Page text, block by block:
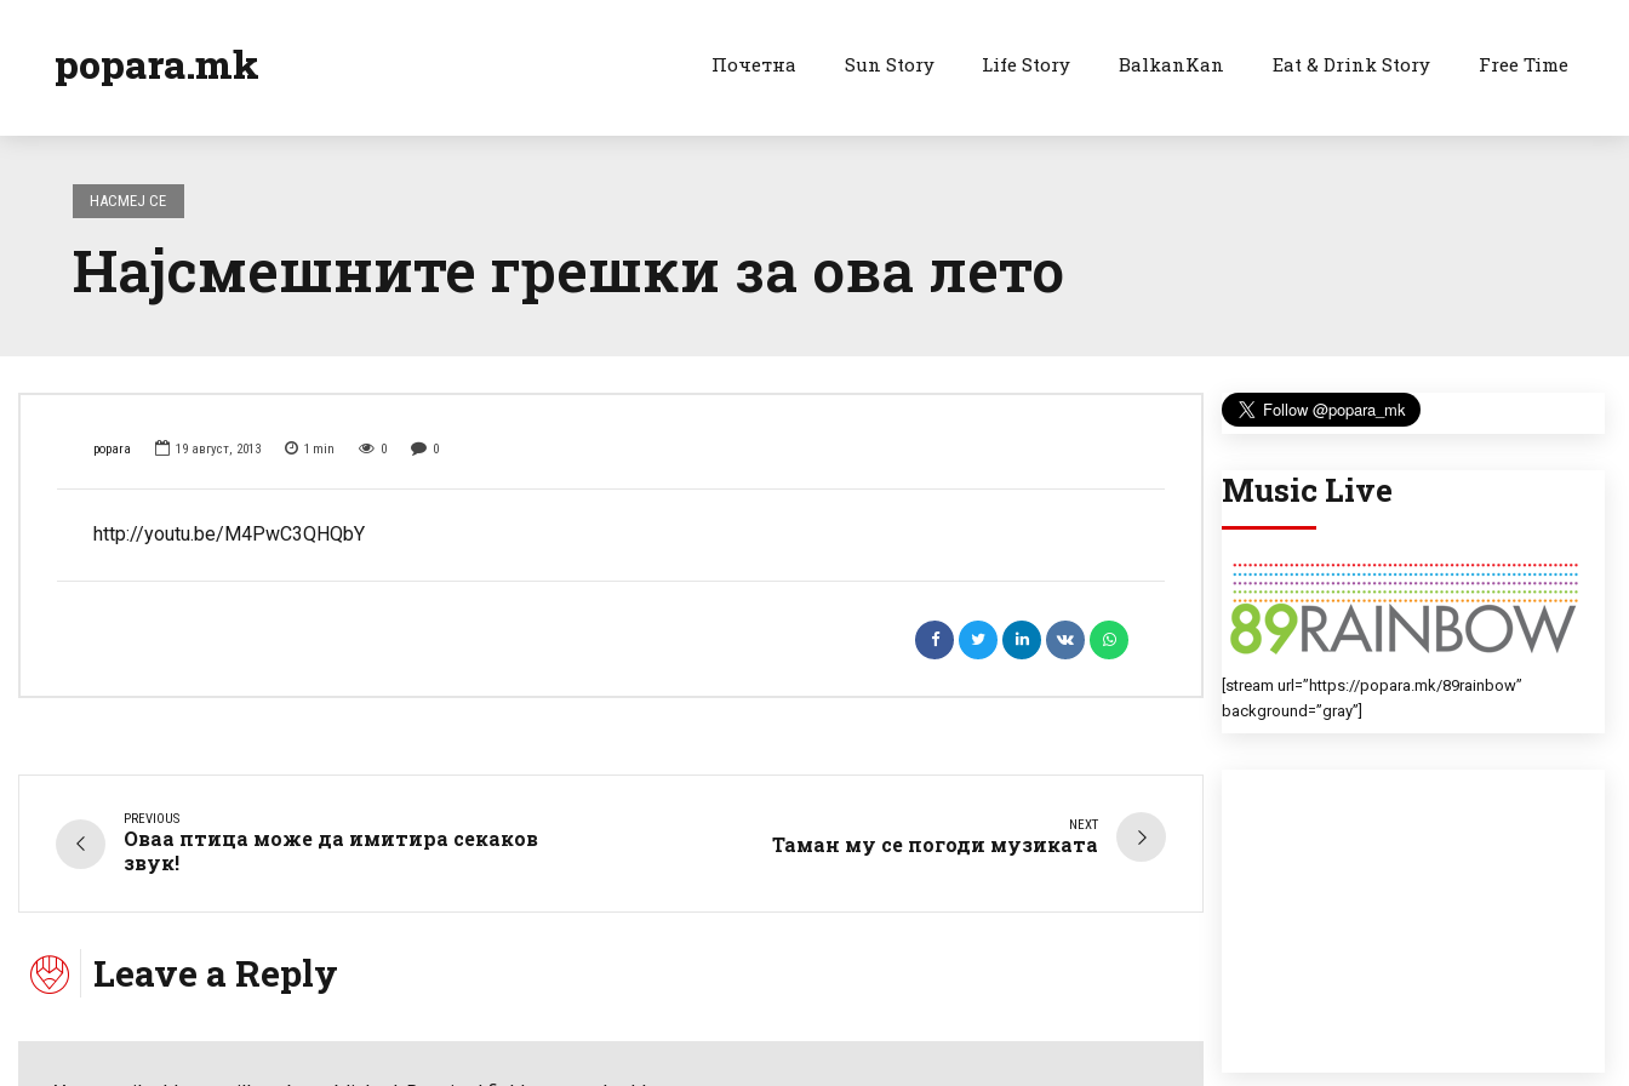
popara.mk Почетна Sun Story Life Story BalkanKan Eat & Drink Story Free Time
НАСМЕЈ СЕ
Најсмешните грешки за ова лето
popara 19 август, 2013 1 min 0 0
http://youtu.be/M4PwC3QHQbY
PREVIOUS
Оваа птица може да имитира секаков
звук!
NEXT
Таман му се погоди музиката
Leave a Reply
Music Live
[stream url=”https://popara.mk/89rainbow”
background=”gray”]